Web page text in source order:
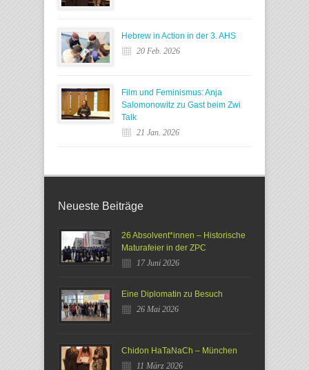
Hebrew in Action in der 3. AHS
20 Feb. 2026
Film und Feminismus: Anja
Salomonowitz zu Gast beim Zwi
Talk
21 Jan. 2026
Neueste Beiträge
26 Absolvent*innen – Historische
Maturafeier in der ZPC
17 Juni 2026
Eine Diplomatin zu Besuch
26 Mai 2026
Chidon HaTaNaCh – München
11 März 2026